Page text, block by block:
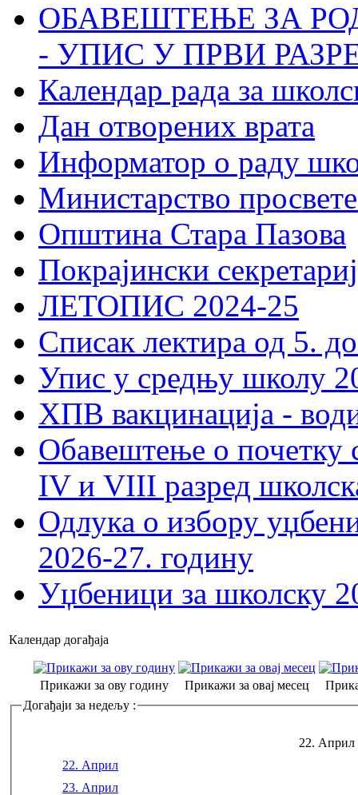
ОБАВЕШТЕЊЕ ЗА
- УПИС У ПРВИ
Календар рада за
Дан отворених врата
Информатор о раду
Министарство
Општина Стара Пазова
Покрајински
ЛЕТОПИС 2024-25
Списак лектира од 5.
Упис у средњу школу
ХПВ вакцинација -
Обавештење о почетку
IV и VIII разред
Одлука о избору
2026-27. годину
Уџбеници за школску
Календар догађаја
Прикажи за ову годину Прикажи за овај месец
Догађаји за недељу :
22. Април
22. Април
23. Април